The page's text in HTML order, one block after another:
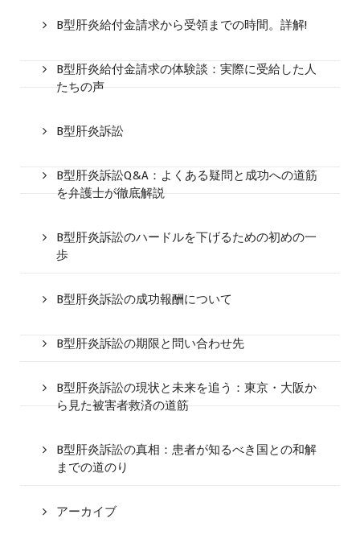
B型肝炎給付金請求から受領までの時間。詳解!
B型肝炎給付金請求の体験談：実際に受給した人
たちの声
B型肝炎訴訟
B型肝炎訴訟Q&A：よくある疑問と成功への道筋
を弁護士が徹底解説
B型肝炎訴訟のハードルを下げるための初めの一
歩
B型肝炎訴訟の成功報酬について
B型肝炎訴訟の期限と問い合わせ先
B型肝炎訴訟の現状と未来を追う：東京・大阪か
ら見た被害者救済の道筋
B型肝炎訴訟の真相：患者が知るべき国との和解
までの道のり
アーカイブ